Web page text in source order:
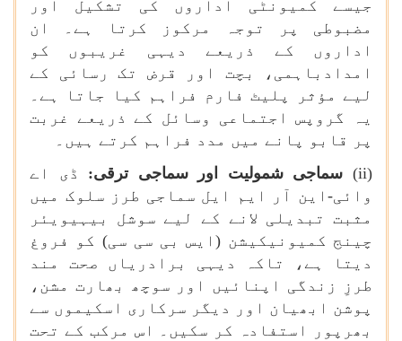
جیسے کمیونٹی اداروں کی تشکیل اور
مضبوطی پر توجہ مرکوز کرتا ہے۔ ان
اداروں کے ذریعے دیہی غریبوں کو
امدادباہمی، بچت اور قرض تک رسائی کے
لیے مؤثر پلیٹ فارم فراہم کیا جاتا ہے۔
یہ گروپس اجتماعی وسائل کے ذریعے غربت
پر قابو پانے میں مدد فراہم کرتے ہیں۔
(
ii
) سماجی شمولیت اور سماجی ترقی:
ڈی اے
وائی-این آر ایم ایل سماجی طرز سلوک میں
مثبت تبدیلی لانے کے لیے سوشل بیہیویئر
چینج کمیونیکیشن (ایس بی سی سی) کو فروغ
دیتا ہے، تاکہ دیہی برادریاں صحت مند
طرزِ زندگی اپنائیں اور سوچھ بھارت مشن،
پوشن ابھیان اور دیگر سرکاری اسکیموں سے
بھرپور استفادہ کر سکیں۔ اس مرکب کے تحت